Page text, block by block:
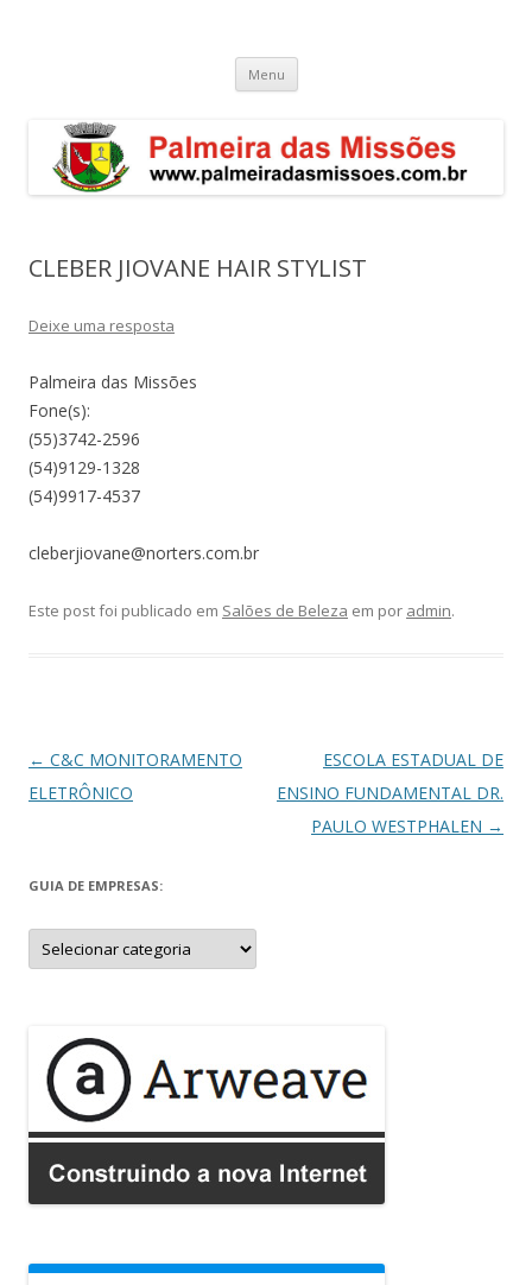
Menu Pular
o
CLEBER JIOVANE HAIR STYLIST
Deixe uma resposta
Palmeira das Missões
Fone(s):
(55)3742-2596
(54)9129-1328
(54)9917-4537
cleberjiovane@norters.com.br
Este post foi publicado em Salões de Beleza em por admin.
Navegação
de
← C&C MONITORAMENTO
ELETRÔNICO
ESCOLA ESTADUAL DE
ENSINO FUNDAMENTAL DR.
PAULO WESTPHALEN →
GUIA DE EMPRESAS:
Guia
de
Empresas: